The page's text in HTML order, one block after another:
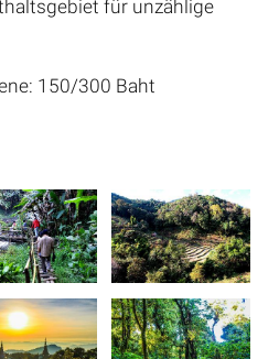
für unzählige
150/300 Baht